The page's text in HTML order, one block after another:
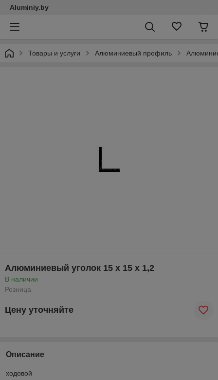
Aluminiy.by
Товары и услуги Алюминиевый профиль
Алюминиевый уголок 15 x 15 x 1,2
В наличии
Розница
Цену уточняйте
Описание
ходовой